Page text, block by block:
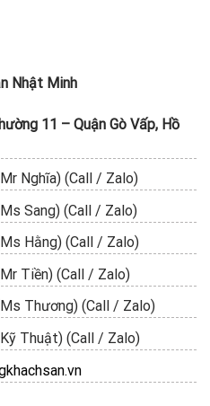
Nhật Minh
11 – Quận Gò Vấp, Hồ
Nghĩa) (Call / Zalo)
Sang) (Call / Zalo)
Hằng) (Call / Zalo)
Tiền) (Call / Zalo)
Thương) (Call / Zalo)
Thuật) (Call / Zalo)